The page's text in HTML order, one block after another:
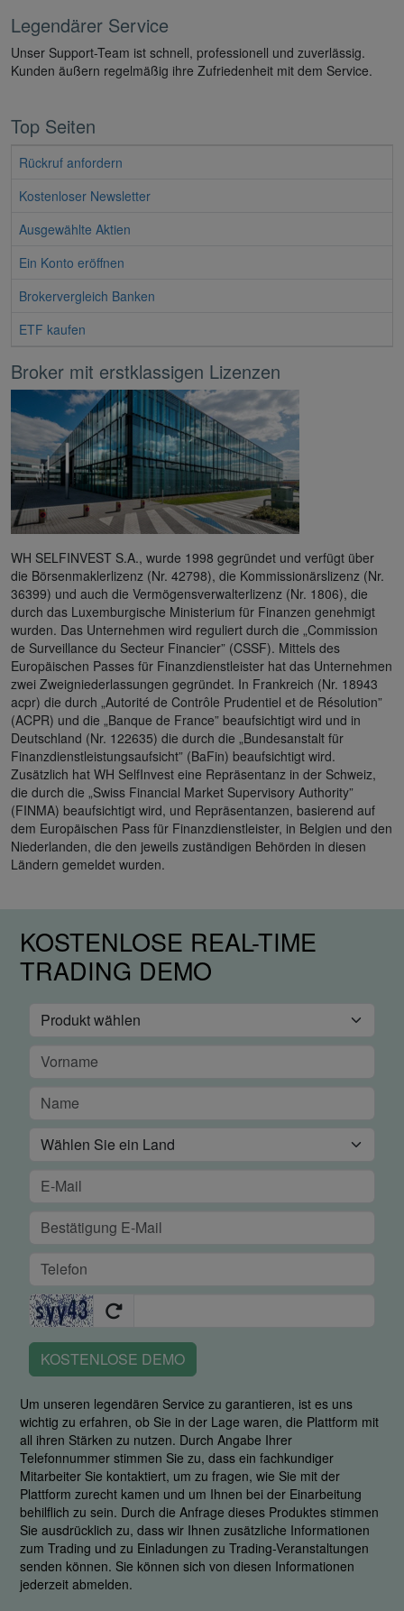
Legendärer Service
Unser Support-Team ist schnell, professionell und zuverlässig.
Kunden äußern regelmäßig ihre Zufriedenheit mit dem Service.
Top Seiten
Rückruf anfordern
Kostenloser Newsletter
Ausgewählte Aktien
Ein Konto eröffnen
Brokervergleich Banken
ETF kaufen
Broker mit erstklassigen Lizenzen
WH SELFINVEST S.A., wurde 1998 gegründet und verfügt über
die Börsenmaklerlizenz (Nr. 42798), die Kommissionärslizenz (Nr.
36399) und auch die Vermögensverwalterlizenz (Nr. 1806), die
durch das Luxemburgische Ministerium für Finanzen genehmigt
wurden. Das Unternehmen wird reguliert durch die „Commission
de Surveillance du Secteur Financier” (CSSF). Mittels des
Europäischen Passes für Finanzdienstleister hat das Unternehmen
zwei Zweigniederlassungen gegründet. In Frankreich (Nr. 18943
acpr) die durch „Autorité de Contrôle Prudentiel et de Résolution”
(ACPR) und die „Banque de France” beaufsichtigt wird und in
Deutschland (Nr. 122635) die durch die „Bundesanstalt für
Finanzdienstleistungsaufsicht” (BaFin) beaufsichtigt wird.
Zusätzlich hat WH SelfInvest eine Repräsentanz in der Schweiz,
die durch die „Swiss Financial Market Supervisory Authority”
(FINMA) beaufsichtigt wird, und Repräsentanzen, basierend auf
dem Europäischen Pass für Finanzdienstleister, in Belgien und den
Niederlanden, die den jeweils zuständigen Behörden in diesen
Ländern gemeldet wurden.
KOSTENLOSE REAL-TIME
TRADING DEMO
KOSTENLOSE DEMO
Um unseren legendären Service zu garantieren, ist es uns
wichtig zu erfahren, ob Sie in der Lage waren, die Plattform mit
all ihren Stärken zu nutzen. Durch Angabe Ihrer
Telefonnummer stimmen Sie zu, dass ein fachkundiger
Mitarbeiter Sie kontaktiert, um zu fragen, wie Sie mit der
Plattform zurecht kamen und um Ihnen bei der Einarbeitung
behilflich zu sein. Durch die Anfrage dieses Produktes stimmen
Sie ausdrücklich zu, dass wir Ihnen zusätzliche Informationen
zum Trading und zu Einladungen zu Trading-Veranstaltungen
senden können. Sie können sich von diesen Informationen
jederzeit abmelden.